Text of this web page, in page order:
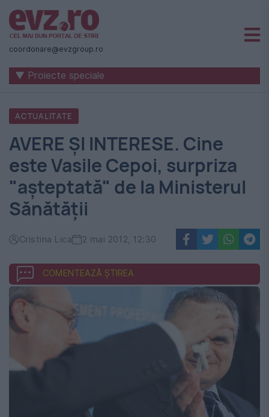
Știri
naționale
internaționale
România
-
Evenimentul
Zilei
coordonare@evzgroup.ro
▼ Proiecte speciale
ACTUALITATE
AVERE ȘI INTERESE. Cine
este Vasile Cepoi, surpriza
"așteptată" de la Ministerul
Sănătății
Cristina Lica 2 mai 2012, 12:30
COMENTEAZĂ ȘTIREA